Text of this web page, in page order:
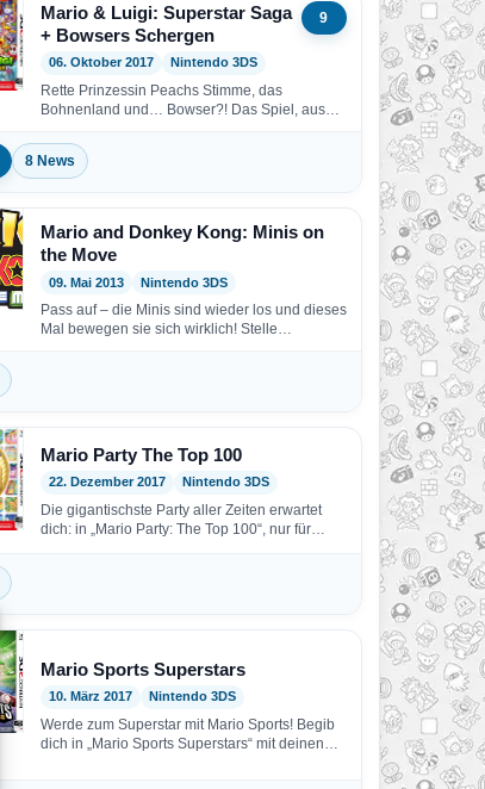
Mario & Luigi: Superstar Saga
+ Bowsers Schergen
9
06. Oktober 2017 Nintendo 3DS
Rette Prinzessin Peachs Stimme, das
Bohnenland und… Bowser?! Das Spiel, aus
8 News
Mario and Donkey Kong: Minis on
the Move
09. Mai 2013 Nintendo 3DS
Pass auf – die Minis sind wieder los und dieses
Mal bewegen sie sich wirklich! Stelle…
Mario Party The Top 100
22. Dezember 2017 Nintendo 3DS
Die gigantischste Party aller Zeiten erwartet
dich: in „Mario Party: The Top 100“, nur für
Mario Sports Superstars
10. März 2017 Nintendo 3DS
Werde zum Superstar mit Mario Sports! Begib
dich in „Mario Sports Superstars“ mit deinen